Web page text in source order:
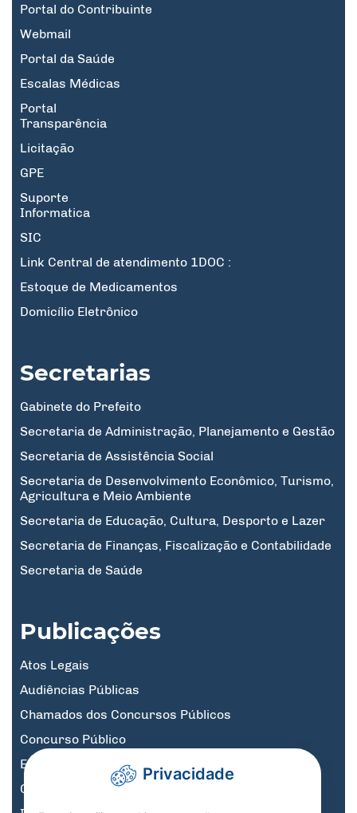
Portal do Contribuinte
Webmail
Portal da Saúde
Escalas Médicas
Portal
Transparência
Licitação
GPE
Suporte
Informatica
SIC
Link Central de atendimento 1DOC :
Estoque de Medicamentos
Domicílio Eletrônico
Secretarias
Gabinete do Prefeito
Secretaria de Administração, Planejamento e Gestão
Secretaria de Assistência Social
Secretaria de Desenvolvimento Econômico, Turismo,
Agricultura e Meio Ambiente
Secretaria de Educação, Cultura, Desporto e Lazer
Secretaria de Finanças, Fiscalização e Contabilidade
Secretaria de Saúde
Publicações
Atos Legais
Audiências Públicas
Chamados dos Concursos Públicos
Concurso Público
Educação
Governo Digital
Privacidade